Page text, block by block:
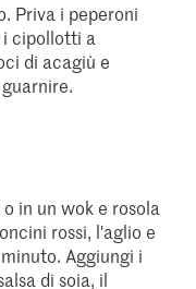
Priva i peperoni
i cipollotti a
di acagiù e
in un wok e rosola
rossi, l'aglio e
Aggiungi i
di soia, il